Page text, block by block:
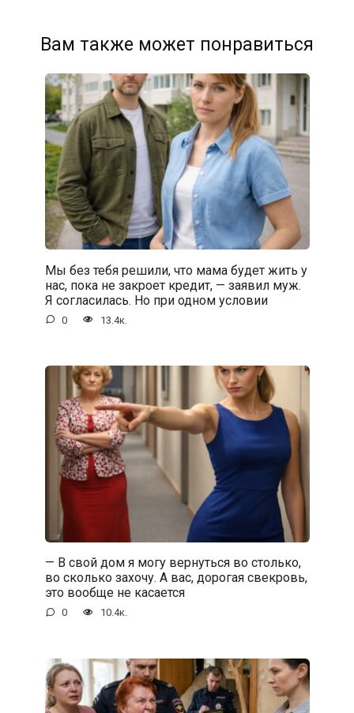
Вам также может понравиться
Мы без тебя решили, что мама будет жить у
нас, пока не закроет кредит, — заявил муж.
Я согласилась. Но при одном условии
0 13.4к.
— В свой дом я могу вернуться во столько,
во сколько захочу. А вас, дорогая свекровь,
это вообще не касается
0 10.4к.